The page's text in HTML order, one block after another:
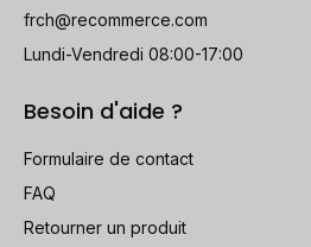
frch@recommerce.com
Lundi-Vendredi 08:00-17:00
Besoin d'aide ?
Formulaire de contact
FAQ
Retourner un produit